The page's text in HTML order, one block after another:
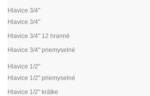
Hlavice 3/4"
Hlavice 3/4"
Hlavice 3/4" 12 hranné
Hlavice 3/4" priemyselné
Hlavice 1/2"
Hlavice 1/2" priemyselné
Hlavice 1/2" krátke